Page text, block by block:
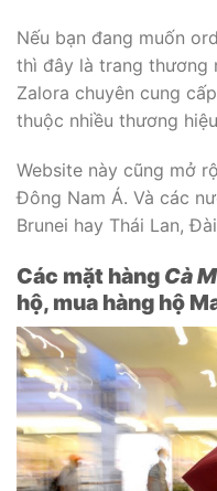
Nếu bạn đang muốn
thì đây là trang thương
Zalora chuyên cung
thuộc nhiều thương
Website này cũng mở
Đông Nam Á. Và các
Brunei hay Thái Lan,
Các mặt hàng Cà
hộ, mua hàng hộ